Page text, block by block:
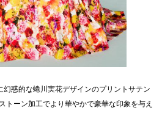
惑的な蜷川実花デザインのプリントサテン
トーン加工でより華やかで豪華な印象を与え